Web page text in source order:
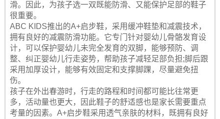
滑。因此，为孩子选一双既能防滑、又能保护足部的鞋子
很重要。
ABC KIDS推出的A+启步鞋，采用缓冲鞋垫和减震技术，
拥有良好的减震防滑功能。它专门针对婴幼儿骨骼发育设
计，可以保护婴幼儿未完全发育的双脚，能够预防、调
整、纠正婴幼儿行走姿势，帮助孩子减轻足部负担;脚后跟
采用加厚设计，能够有效固定和支撑脚踝，尽量避免扭
伤。
孩子在外出春游时，行走的路程和时间都可能比往常更
多，活动量也更大，因此鞋子的舒适感也是家长需要重点
考量的因素。A+启步鞋采用透气亲肤的材料，既拥有良好